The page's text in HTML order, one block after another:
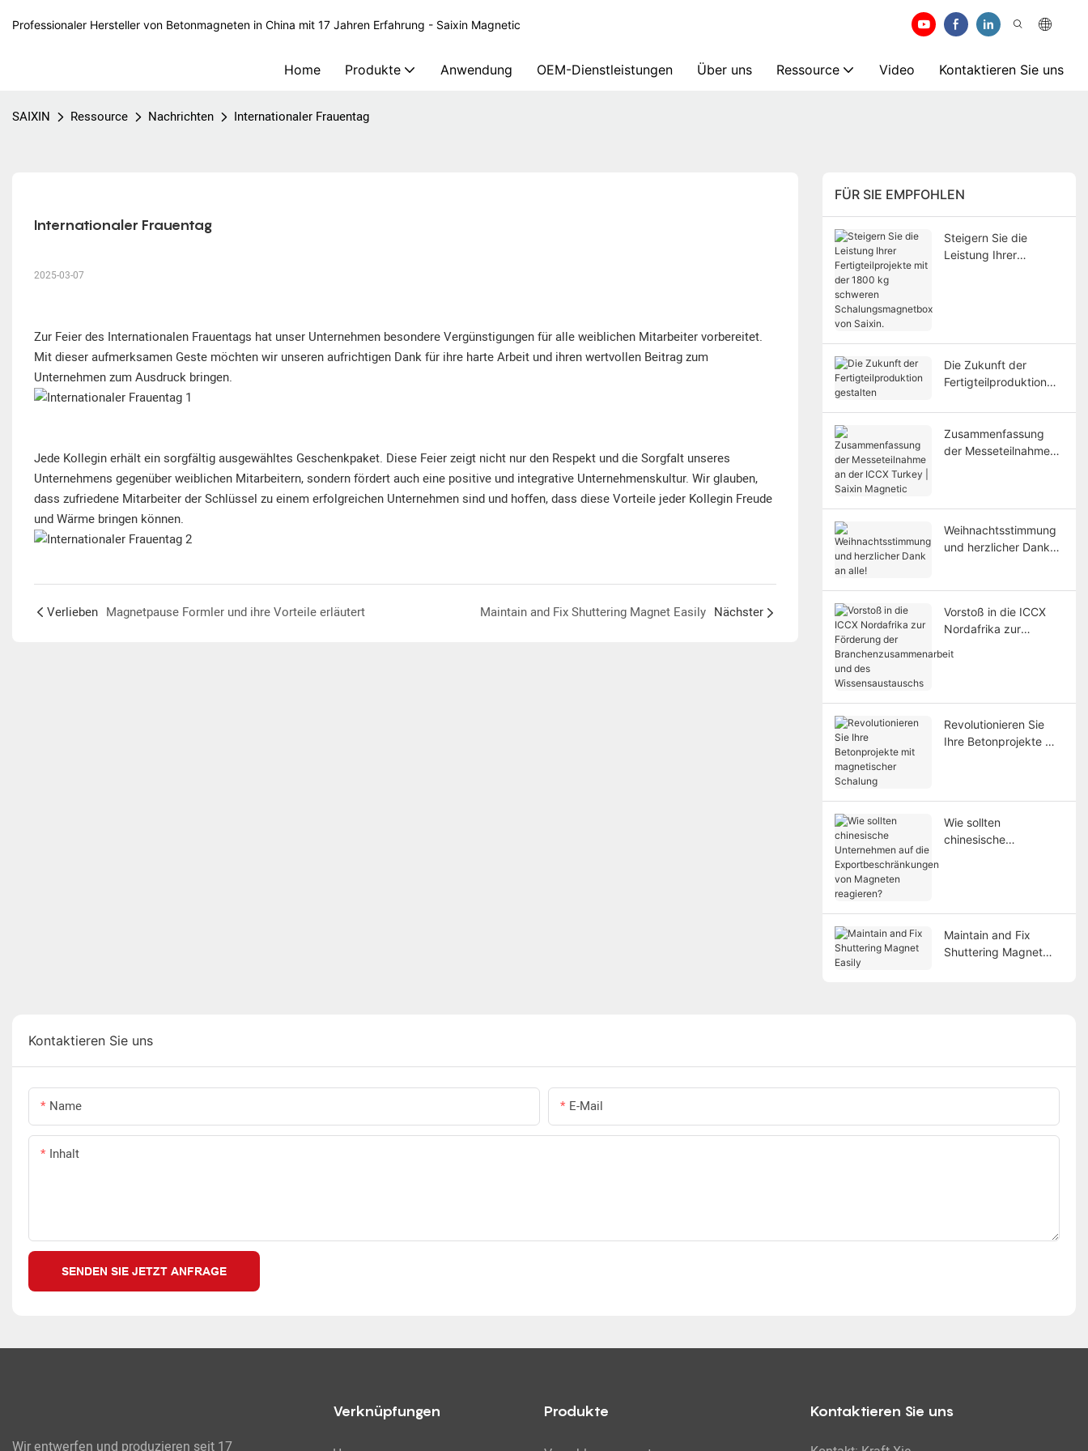
Professionaler Hersteller von Betonmagneten in China mit 17 Jahren Erfahrung - Saixin Magnetic
Home Produkte Anwendung OEM-Dienstleistungen Über uns Ressource Video Kontaktieren Sie uns
SAIXIN Ressource Nachrichten Internationaler Frauentag
Internationaler Frauentag
2025-03-07
Zur Feier des Internationalen Frauentags hat unser Unternehmen besondere Vergünstigungen für alle weiblichen Mitarbeiter vorbereitet.
Mit dieser aufmerksamen Geste möchten wir unseren aufrichtigen Dank für ihre harte Arbeit und ihren wertvollen Beitrag zum
Unternehmen zum Ausdruck bringen.
Jede Kollegin erhält ein sorgfältig ausgewähltes Geschenkpaket. Diese Feier zeigt nicht nur den Respekt und die Sorgfalt unseres
Unternehmens gegenüber weiblichen Mitarbeitern, sondern fördert auch eine positive und integrative Unternehmenskultur. Wir glauben,
dass zufriedene Mitarbeiter der Schlüssel zu einem erfolgreichen Unternehmen sind und hoffen, dass diese Vorteile jeder Kollegin Freude
und Wärme bringen können.
Verlieben Magnetpause Formler und ihre Vorteile erläutert Maintain and Fix Shuttering Magnet Easily Nächster
FÜR SIE EMPFOHLEN
Steigern Sie die
Leistung Ihrer
Die Zukunft der
Fertigteilproduktion
Zusammenfassung
der Messeteilnahme
Weihnachtsstimmung
und herzlicher Dank
Vorstoß in die ICCX
Nordafrika zur
Revolutionieren Sie
Ihre Betonprojekte mit
Wie sollten
chinesische
Maintain and Fix
Shuttering Magnet
Kontaktieren Sie uns
Name E-Mail
Inhalt
SENDEN SIE JETZT ANFRAGE
Verknüpfungen Produkte Kontaktieren Sie uns